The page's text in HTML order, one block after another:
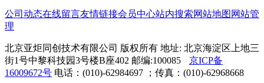
公司动态在线留言友情链接会员中心站内搜索网站地图 网站管
理
北京亚炬同创技术有限公司 版权所有 地址: 北京海淀区上地三
街1号中黎科技园3号楼B座402 邮编:100085
京ICP备
16009672号 电话：(010)-62984697 ；传真：(010)-62968668